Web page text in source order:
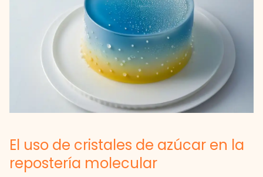
El uso de cristales de azúcar en la
repostería molecular